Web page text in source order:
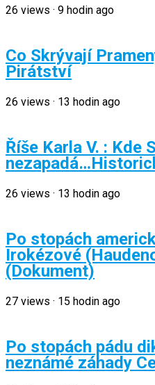
26 views · 9 hodin ago
Co Skrývají
Pirátství
26 views · 13 hodin ago
Říše Karla V. : Kde
26 views · 13 hodin ago
Po stopách
Irokézové
(Dokument)
27 views · 15 hodin ago
Po stopách pádu
neznámé záhady